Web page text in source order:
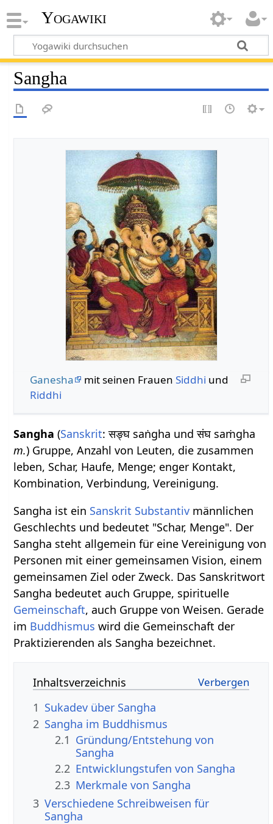
Yogawiki
Sangha
Ganesha mit seinen Frauen Siddhi und
Riddhi
Sangha (Sanskrit: सङ्घ saṅgha und संघ saṁgha
m.) Gruppe, Anzahl von Leuten, die zusammen
leben, Schar, Haufe, Menge; enger Kontakt,
Kombination, Verbindung, Vereinigung.
Sangha ist ein Sanskrit Substantiv männlichen
Geschlechts und bedeutet "Schar, Menge". Der
Sangha steht allgemein für eine Vereinigung von
Personen mit einer gemeinsamen Vision, einem
gemeinsamen Ziel oder Zweck. Das Sanskritwort
Sangha bedeutet auch Gruppe, spirituelle
Gemeinschaft, auch Gruppe von Weisen. Gerade
im Buddhismus wird die Gemeinschaft der
Praktizierenden als Sangha bezeichnet.
Inhaltsverzeichnis
1 Sukadev über Sangha
2 Sangha im Buddhismus
2.1 Gründung/Entstehung von
Sangha
2.2 Entwicklungstufen von Sangha
2.3 Merkmale von Sangha
3 Verschiedene Schreibweisen für
Sangha